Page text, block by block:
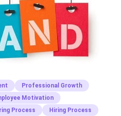
Professional Growth
Motivation
Process
Hiring Process